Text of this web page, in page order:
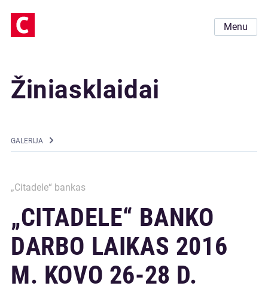
Menu
Žiniasklaidai
GALERIJA
„Citadele“ bankas
„CITADELE“ BANKO
DARBO LAIKAS 2016
M. KOVO 26-28 D.